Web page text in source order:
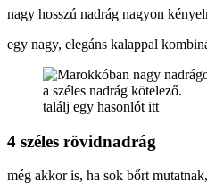
nagy hosszú nadrág nagyon
egy nagy, elegáns kalappal
a széles nadrág kötelező.
találj egy hasonlót itt
4 széles rövidnadrág
még akkor is, ha sok bőrt